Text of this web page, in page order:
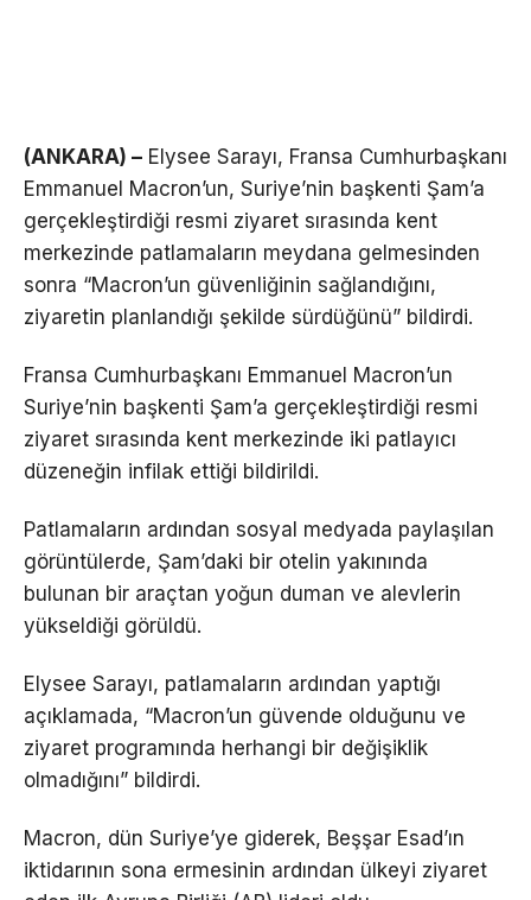
(ANKARA) – Elysee Sarayı, Fransa Cumhurbaşkanı
Emmanuel Macron’un, Suriye’nin başkenti Şam’a
gerçekleştirdiği resmi ziyaret sırasında kent
merkezinde patlamaların meydana gelmesinden
sonra “Macron’un güvenliğinin sağlandığını,
ziyaretin planlandığı şekilde sürdüğünü” bildirdi.
Fransa Cumhurbaşkanı Emmanuel Macron’un
Suriye’nin başkenti Şam’a gerçekleştirdiği resmi
ziyaret sırasında kent merkezinde iki patlayıcı
düzeneğin infilak ettiği bildirildi.
Patlamaların ardından sosyal medyada paylaşılan
görüntülerde, Şam’daki bir otelin yakınında
bulunan bir araçtan yoğun duman ve alevlerin
yükseldiği görüldü.
Elysee Sarayı, patlamaların ardından yaptığı
açıklamada, “Macron’un güvende olduğunu ve
ziyaret programında herhangi bir değişiklik
olmadığını” bildirdi.
Macron, dün Suriye’ye giderek, Beşşar Esad’ın
iktidarının sona ermesinin ardından ülkeyi ziyaret